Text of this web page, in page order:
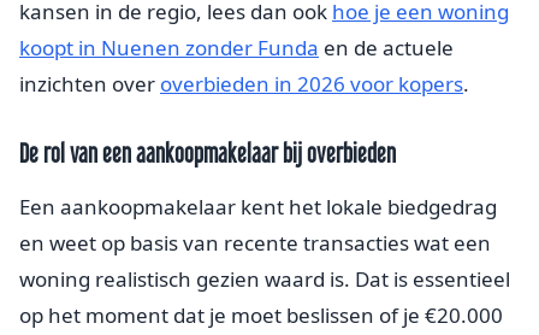
kansen in de regio, lees dan ook hoe je een woning
koopt in Nuenen zonder Funda en de actuele
inzichten over overbieden in 2026 voor kopers.
De rol van een aankoopmakelaar bij overbieden
Een aankoopmakelaar kent het lokale biedgedrag
en weet op basis van recente transacties wat een
woning realistisch gezien waard is. Dat is essentieel
op het moment dat je moet beslissen of je €20.000